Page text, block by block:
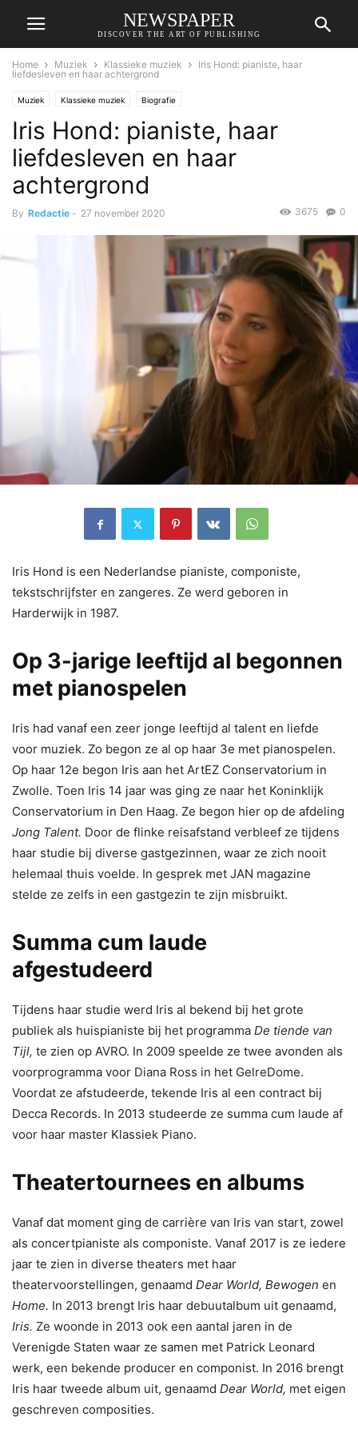
NEWSPAPER
DISCOVER THE ART OF PUBLISHING
Home Muziek Klassieke muziek
Iris Hond: pianiste, haar
liefdesleven en haar achtergrond
Muziek Klassieke muziek Biografie
Iris Hond: pianiste, haar
liefdesleven en haar
achtergrond
By Redactie - 27 november 2020 0
3675
Iris Hond is een Nederlandse pianiste, componiste,
tekstschrijfster en zangeres. Ze werd geboren in
Harderwijk in 1987.
Op 3-jarige leeftijd al begonnen
met pianospelen
Iris had vanaf een zeer jonge leeftijd al talent en liefde
voor muziek. Zo begon ze al op haar 3e met pianospelen.
Op haar 12e begon Iris aan het ArtEZ Conservatorium in
Zwolle. Toen Iris 14 jaar was ging ze naar het Koninklijk
Conservatorium in Den Haag. Ze begon hier op de afdeling
Jong Talent. Door de flinke reisafstand verbleef ze tijdens
haar studie bij diverse gastgezinnen, waar ze zich nooit
helemaal thuis voelde. In gesprek met JAN magazine
stelde ze zelfs in een gastgezin te zijn misbruikt.
Summa cum laude
afgestudeerd
Tijdens haar studie werd Iris al bekend bij het grote
publiek als huispianiste bij het programma De tiende van
Tijl, te zien op AVRO. In 2009 speelde ze twee avonden als
voorprogramma voor Diana Ross in het GelreDome.
Voordat ze afstudeerde, tekende Iris al een contract bij
Decca Records. In 2013 studeerde ze summa cum laude af
voor haar master Klassiek Piano.
Theatertournees en albums
Vanaf dat moment ging de carrière van Iris van start, zowel
als concertpianiste als componiste. Vanaf 2017 is ze iedere
jaar te zien in diverse theaters met haar
theatervoorstellingen, genaamd Dear World, Bewogen en
Home. In 2013 brengt Iris haar debuutalbum uit genaamd,
Iris. Ze woonde in 2013 ook een aantal jaren in de
Verenigde Staten waar ze samen met Patrick Leonard
werk, een bekende producer en componist. In 2016 brengt
Iris haar tweede album uit, genaamd Dear World, met eigen
geschreven composities.